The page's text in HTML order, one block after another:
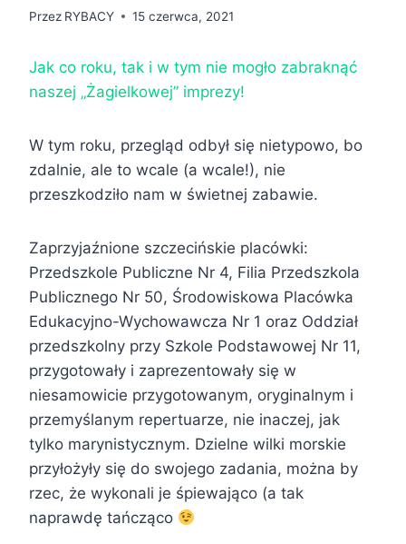
Przez RYBACY 15 czerwca, 2021
Jak co roku, tak i w tym nie mogło zabraknąć
naszej „Żagielkowej” imprezy!
W tym roku, przegląd odbył się nietypowo, bo
zdalnie, ale to wcale (a wcale!), nie
przeszkodziło nam w świetnej zabawie.
Zaprzyjaźnione szczecińskie placówki:
Przedszkole Publiczne Nr 4, Filia Przedszkola
Publicznego Nr 50, Środowiskowa Placówka
Edukacyjno-Wychowawcza Nr 1 oraz Oddział
przedszkolny przy Szkole Podstawowej Nr 11,
przygotowały i zaprezentowały się w
niesamowicie przygotowanym, oryginalnym i
przemyślanym repertuarze, nie inaczej, jak
tylko marynistycznym. Dzielne wilki morskie
przyłożyły się do swojego zadania, można by
rzec, że wykonali je śpiewająco (a tak
naprawdę tańcząco